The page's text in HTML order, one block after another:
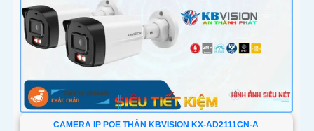
CAMERA IP POE THÂN KBVISION KX-AD2111CN-A